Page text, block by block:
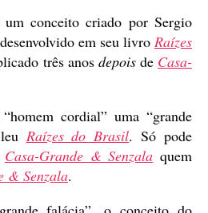
conceito criado por Sergio
em seu livro Raízes
três anos depois de Casa-
cordial” uma “grande
Raízes do Brasil. Só pode
Casa-Grande & Senzala quem
& Senzala.